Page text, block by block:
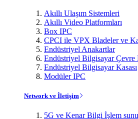
Akıllı Ulaşım Sistemleri
Akıllı Video Platformları
Box IPC
CPCI ile VPX Bladeler ve
Endüstriyel Anakartlar
Endüstriyel Bilgisayar Çevre
Endüstriyel Bilgisayar Kasası
Modüler IPC
Network ve İletişim
5G ve Kenar Bilgi İşlem